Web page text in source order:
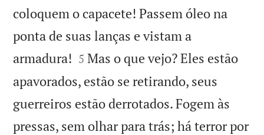
coloquem o capacete! Passem óleo na
ponta de suas lanças e vistam a
armadura! 

5 Mas o que vejo? Eles estão
apavorados, estão se retirando, seus
guerreiros estão derrotados. Fogem às
pressas, sem olhar para trás; há terror por